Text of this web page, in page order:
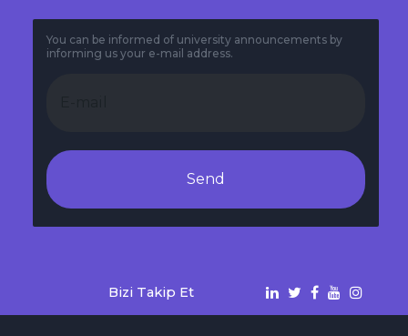
You can be informed of university announcements by
informing us your e-mail address.
Send
Bizi Takip Et